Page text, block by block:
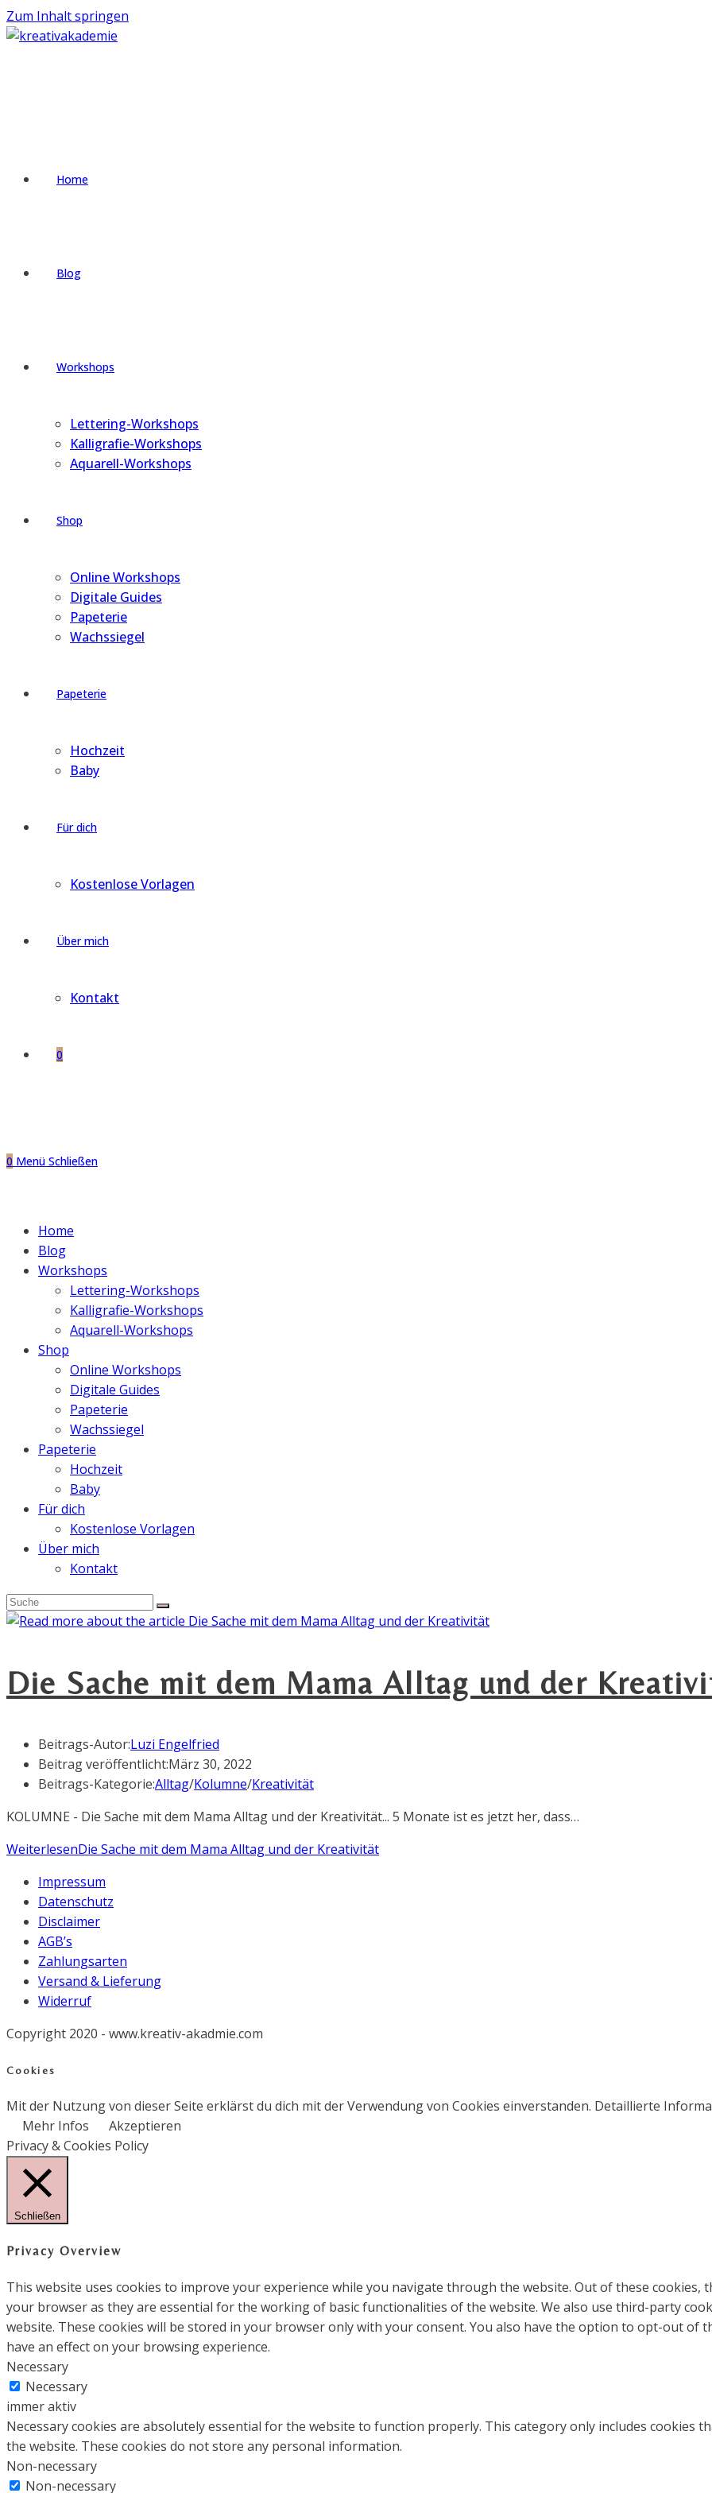
Zum Inhalt springen
Home
Blog
Workshops
Lettering-Workshops
Kalligrafie-Workshops
Aquarell-Workshops
Shop
Online Workshops
Digitale Guides
Papeterie
Wachssiegel
Papeterie
Hochzeit
Baby
Für dich
Kostenlose Vorlagen
Über mich
Kontakt
0
0 Menü Schließen
Home
Blog
Workshops
Lettering-Workshops
Kalligrafie-Workshops
Aquarell-Workshops
Shop
Online Workshops
Digitale Guides
Papeterie
Wachssiegel
Papeterie
Hochzeit
Baby
Für dich
Kostenlose Vorlagen
Über mich
Kontakt
Die Sache mit dem Mama Alltag und der
Beitrags-Autor:Luzi Engelfried
Beitrag veröffentlicht:März 30, 2022
Beitrags-Kategorie:Alltag/Kolumne/Kreativität
KOLUMNE - Die Sache mit dem Mama Alltag und der Kreativität... 5 Monate ist es jetzt her, dass…
WeiterlesenDie Sache mit dem Mama Alltag und der Kreativität
Impressum
Datenschutz
Disclaimer
AGB’s
Zahlungsarten
Versand & Lieferung
Widerruf
Copyright 2020 - www.kreativ-akadmie.com
Cookies
Mit der Nutzung von dieser Seite erklärst du dich mit der Verwendung von Cookies einverstanden. Detaillierte
Mehr Infos
Akzeptieren
Privacy & Cookies Policy
Schließen
Privacy Overview
This website uses cookies to improve your experience while you navigate through the website. Out of these cookies,
your browser as they are essential for the working of basic functionalities of the website. We also use third-party
website. These cookies will be stored in your browser only with your consent. You also have the option to opt-out of
have an effect on your browsing experience.
Necessary
Necessary
immer aktiv
Necessary cookies are absolutely essential for the website to function properly. This category only includes cookies
the website. These cookies do not store any personal information.
Non-necessary
Non-necessary